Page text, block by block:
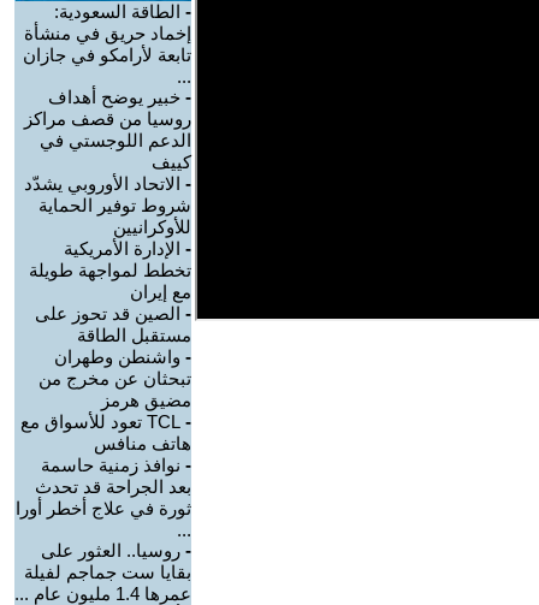
- الطاقة السعودية:
إخماد حريق في منشأة
تابعة لأرامكو في جازان
...
- خبير يوضح أهداف
روسيا من قصف مراكز
الدعم اللوجستي في
كييف
- الاتحاد الأوروبي يشدّد
شروط توفير الحماية
للأوكرانيين
- الإدارة الأمريكية
تخطط لمواجهة طويلة
مع إيران
- الصين قد تحوز على
مستقبل الطاقة
- واشنطن وطهران
تبحثان عن مخرج من
مضيق هرمز
-
TCL تعود للأسواق مع
هاتف منافس
- نوافذ زمنية حاسمة
بعد الجراحة قد تحدث
ثورة في علاج أخطر أورا
...
- روسيا.. العثور على
بقايا ست جماجم لفيلة
عمرها 1.4 مليون عام ...